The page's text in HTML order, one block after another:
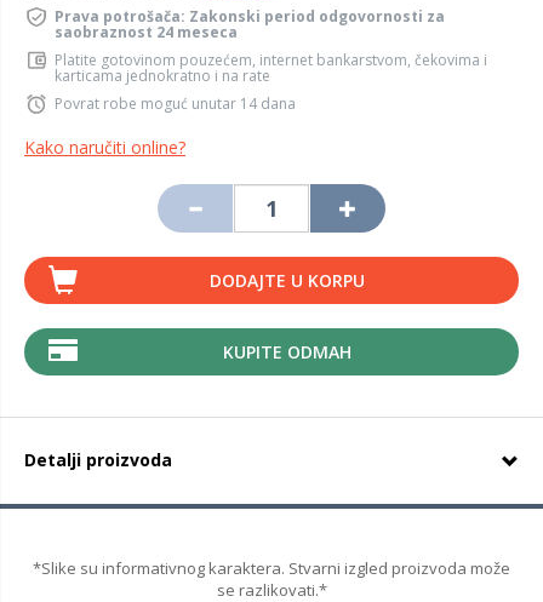
Prava potrošača: Zakonski period odgovornosti za
saobraznost 24 meseca
Platite gotovinom pouzećem, internet bankarstvom, čekovima i
karticama jednokratno i na rate
Povrat robe moguć unutar 14 dana
Kako naručiti online?
DODAJTE U KORPU
KUPITE ODMAH
Detalji proizvoda
*Slike su informativnog karaktera. Stvarni izgled proizvoda može
se razlikovati.*